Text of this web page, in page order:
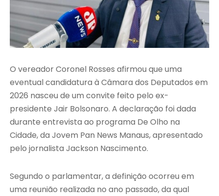
O vereador Coronel Rosses afirmou que uma
eventual candidatura à Câmara dos Deputados em
2026 nasceu de um convite feito pelo ex-
presidente Jair Bolsonaro. A declaração foi dada
durante entrevista ao programa De Olho na
Cidade, da Jovem Pan News Manaus, apresentado
pelo jornalista Jackson Nascimento.
Segundo o parlamentar, a definição ocorreu em
uma reunião realizada no ano passado, da qual